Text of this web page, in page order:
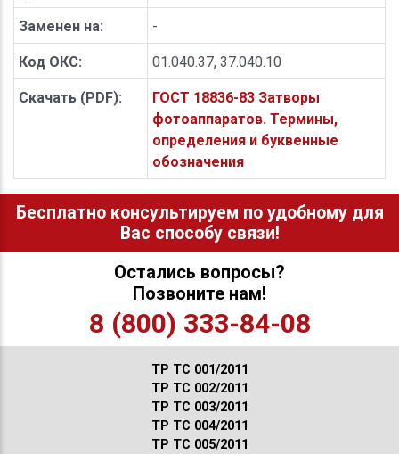
Заменен на: -
Код ОКС: 01.040.37, 37.040.10
Скачать (PDF):
ГОСТ 18836-83 Затворы
фотоаппаратов. Термины,
определения и буквенные
обозначения
Бесплатно консультируем по удобному для
Вас способу связи!
Остались вопросы?
Позвоните нам!
8 (800) 333-84-08
ТР ТС 001/2011
ТР ТС 002/2011
ТР ТС 003/2011
ТР ТС 004/2011
ТР ТС 005/2011